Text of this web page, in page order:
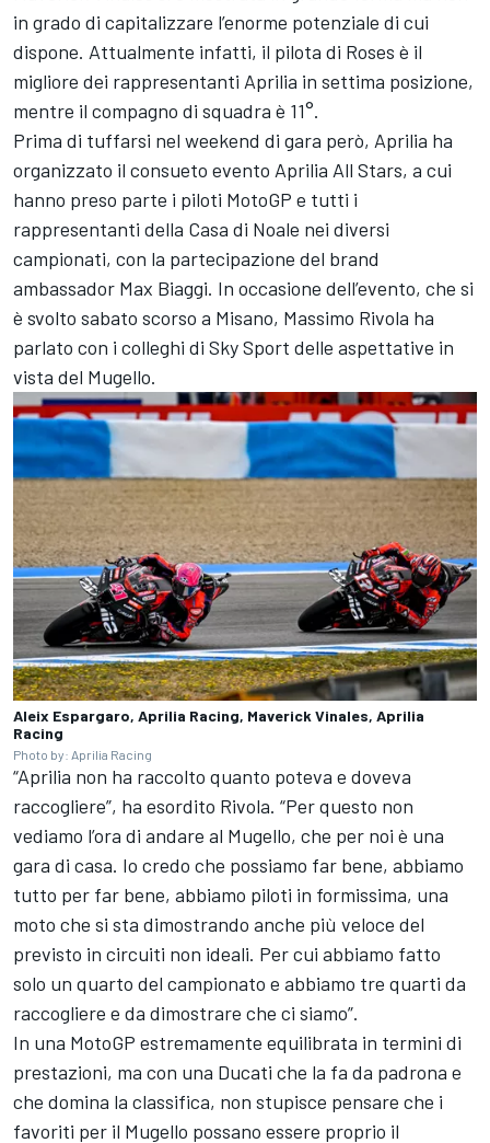
in grado di capitalizzare l’enorme potenziale di cui
dispone. Attualmente infatti, il pilota di Roses è il
migliore dei rappresentanti Aprilia in settima posizione,
mentre il compagno di squadra è 11°.
Prima di tuffarsi nel weekend di gara però, Aprilia ha
organizzato il consueto evento Aprilia All Stars, a cui
hanno preso parte i piloti MotoGP e tutti i
rappresentanti della Casa di Noale nei diversi
campionati, con la partecipazione del brand
ambassador Max Biaggi. In occasione dell’evento, che si
è svolto sabato scorso a Misano, Massimo Rivola ha
parlato con i colleghi di Sky Sport delle aspettative in
vista del Mugello.
Aleix Espargaro, Aprilia Racing, Maverick Vinales, Aprilia
Racing
Photo by: Aprilia Racing
“Aprilia non ha raccolto quanto poteva e doveva
raccogliere”, ha esordito Rivola. “Per questo non
vediamo l’ora di andare al Mugello, che per noi è una
gara di casa. Io credo che possiamo far bene, abbiamo
tutto per far bene, abbiamo piloti in formissima, una
moto che si sta dimostrando anche più veloce del
previsto in circuiti non ideali. Per cui abbiamo fatto
solo un quarto del campionato e abbiamo tre quarti da
raccogliere e da dimostrare che ci siamo”.
In una MotoGP estremamente equilibrata in termini di
prestazioni, ma con una Ducati che la fa da padrona e
che domina la classifica, non stupisce pensare che i
favoriti per il Mugello possano essere proprio il